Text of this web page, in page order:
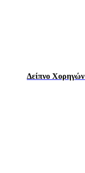
Δείπνο